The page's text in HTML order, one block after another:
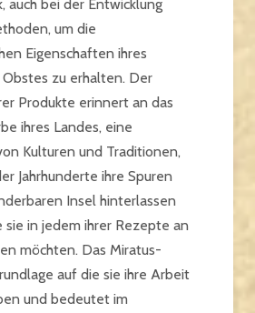
auch bei der Entwicklung
um die
Eigenschaften ihres
zu erhalten. Der
Produkte erinnert an das
ihres Landes, eine
Kulturen und Traditionen,
Jahrhunderte ihre Spuren
Insel hinterlassen
sie in jedem ihrer Rezepte an
möchten. Das Miratus-
auf die sie ihre Arbeit
und bedeutet im